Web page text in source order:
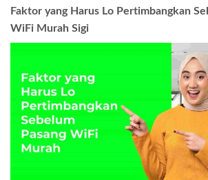
Faktor yang Harus Lo Pertimbangkan
WiFi Murah Sigi